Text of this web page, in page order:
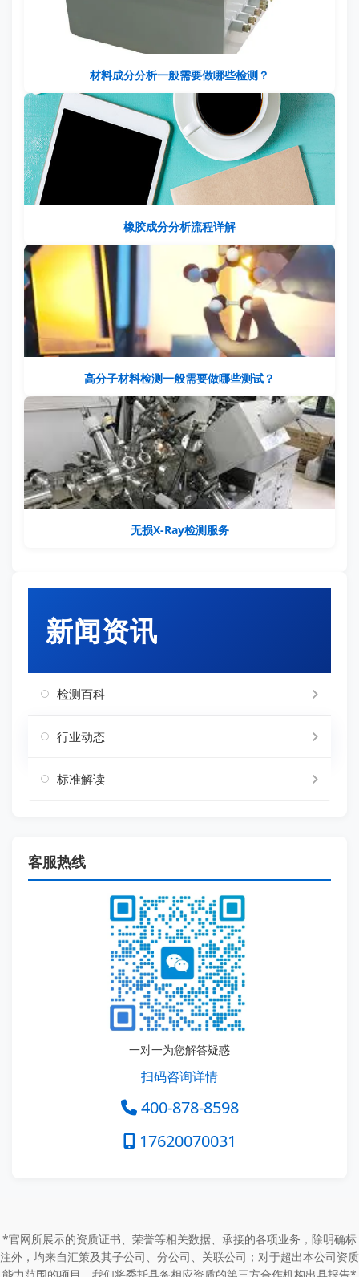
材料成分分析一般需要做哪些检测？
橡胶成分分析流程详解
高分子材料检测一般需要做哪些测试？
无损X-Ray检测服务
新闻资讯
检测百科
行业动态
标准解读
客服热线
一对一为您解答疑惑
扫码咨询详情
400-878-8598
17620070031
*官网所展示的资质证书、荣誉等相关数据、承接的各项业务，除明确标
注外，均来自汇策及其子公司、分公司、关联公司；对于超出本公司资质